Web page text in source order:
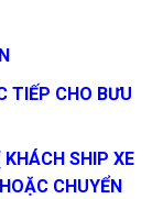
TIẾP CHO BƯU
SHIP XE
CHUYỂN